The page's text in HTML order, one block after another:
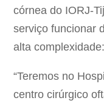
córnea do IORJ-
serviço funcionar
alta complexidade:
“Teremos no
centro cirúrgico